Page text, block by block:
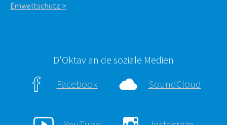
Ëmweltschutz >
D'Oktav an de soziale Medien
Facebook
SoundCloud